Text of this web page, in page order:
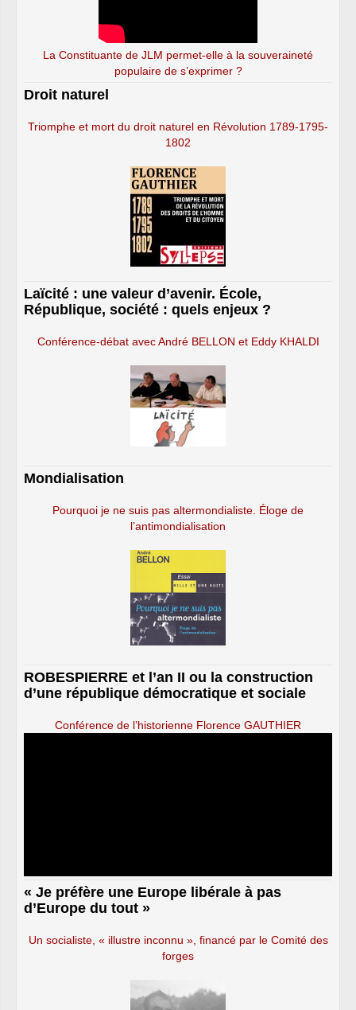
La Constituante de JLM permet-elle à la souveraineté
populaire de s’exprimer ?
Droit naturel
Triomphe et mort du droit naturel en Révolution 1789-1795-
1802
Laïcité : une valeur d’avenir. École,
République, société : quels enjeux ?
Conférence-débat avec André BELLON et Eddy KHALDI
Mondialisation
Pourquoi je ne suis pas altermondialiste. Éloge de
l’antimondialisation
ROBESPIERRE et l’an II ou la construction
d’une république démocratique et sociale
Conférence de l’historienne Florence GAUTHIER
« Je préfère une Europe libérale à pas
d’Europe du tout »
Un socialiste, « illustre inconnu », financé par le Comité des
forges